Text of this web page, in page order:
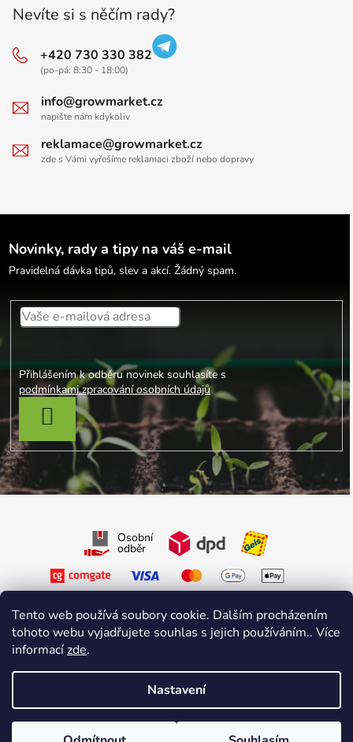
Tento web používá soubory cookie. Dalším procházením
tohoto webu vyjadřujete souhlas s jejich používáním.. Více
informacízde.
Nastavení
Nevíte si s něčím rady?
+420 730 330 382
(po-pá: 8:30 - 18:00)
info@growmarket.cz
napište nám kdykoliv
reklamace@growmarket.cz
zde s Vámi vyřešíme reklamaci zboží nebo dopravy
Novinky, rady a tipy na váš e-mail
Pravidelná dávka tipů, slev a akcí. Žádný spam.
Přihlášením k odběru novinek souhlasíte s
podmínkami zpracování osobních údajů
PŘIHLÁSIT SE
Osobní
odběr
Sledujte nás na Instagramu
Vytvořil Shoptet Premium&sniperdesign.cz
Copyright 2026
Growmarket.cz . Všechna práva vyhrazena.